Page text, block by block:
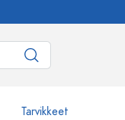
Tarvikkeet